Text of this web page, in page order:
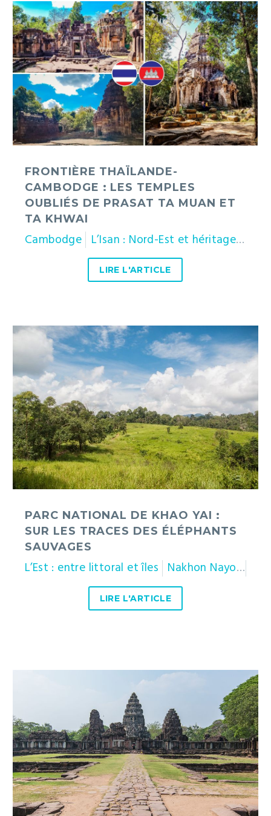
Frontière
Thaïlande-
Cambodge
:
les
temples
oubliés
de
Prasat
Ta
Khwai
FRONTIÈRE THAÏLANDE-
CAMBODGE : LES TEMPLES
OUBLIÉS DE PRASAT TA MUAN ET
TA KHWAI
Cambodge L’Isan : Nord-Est et héritage khmer
LIRE L'ARTICLE
Parc
national
de
Khao
Yai
:
sur
les
traces
des
éléphants
PARC NATIONAL DE KHAO YAI :
SUR LES TRACES DES ÉLÉPHANTS
SAUVAGES
L’Est : entre littoral et îles Nakhon Nayok
LIRE L'ARTICLE
Phimai
:
un
joyau
de
l’héritage